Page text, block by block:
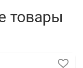
товары